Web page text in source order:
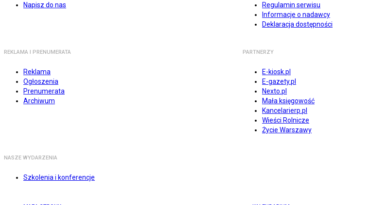
Napisz do nas
Regulamin serwisu
Informacje o nadawcy
Deklaracja dostępności
REKLAMA I PRENUMERATA
Reklama
Ogłoszenia
Prenumerata
Archiwum
PARTNERZY
E-kiosk.pl
E-gazety.pl
Nexto.pl
Mała księgowość
Kancelarierp.pl
Wieści Rolnicze
Życie Warszawy
NASZE WYDARZENIA
Szkolenia i konferencje